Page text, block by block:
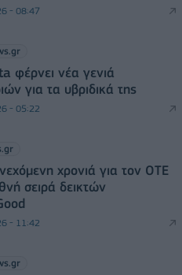
- 08:47
φέρνει νέα γενιά
για τα υβριδικά της
- 05:22
χρονιά για τον ΟΤΕ
σειρά δεικτών
- 11:42